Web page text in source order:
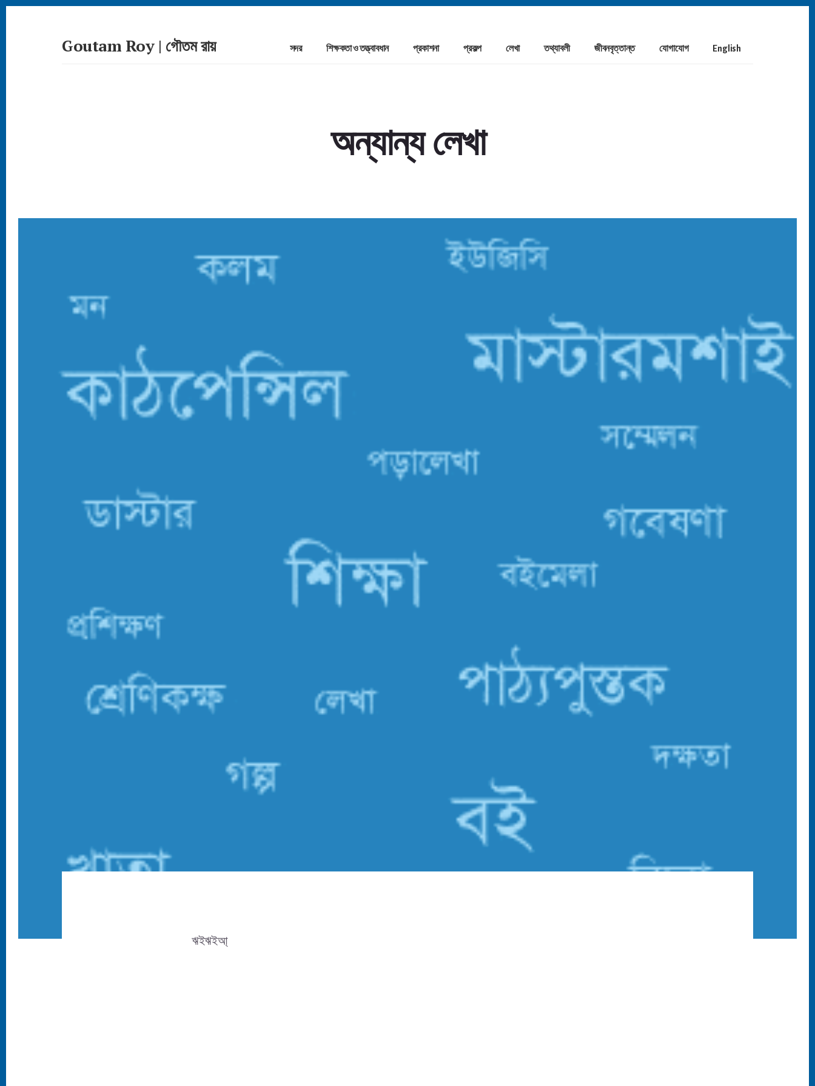
Goutam Roy | গৌতম রায় সদর শিক্ষকতা ও তত্ত্বাবধান প্রকাশনা প্রকল্প লেখা তথ্যাবলী জীবনবৃত্তান্ত যোগাযোগ English
অন্যান্য লেখা
ঋইঋইআ্